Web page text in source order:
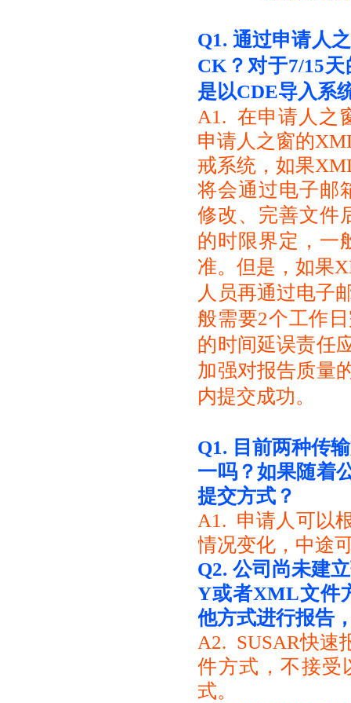
Q1. 通过申请人
CK？对于7/15
是以CDE导入系
A1. 在申请人之
申请人之窗的
戒系统，如果
将会通过电子邮
修改、完善文件
的时限界定，一
准。但是，如果
人员再通过电子
般需要2个工作
的时间延误责任
加强对报告质量
内提交成功。
Q1. 目前两种传
一吗？如果随着
提交方式？
A1. 申请人可以
情况变化，中途
Q2. 公司尚未建
Y或者XML文件
他方式进行报告
A2. SUSAR快速
件方式，不接受
式。